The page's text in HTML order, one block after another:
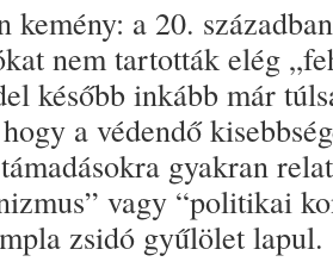
kemény: a 20.
nem tartották elég
később inkább már
a védendő
gyakran
vagy “politikai
zsidó gyűlölet lapul.